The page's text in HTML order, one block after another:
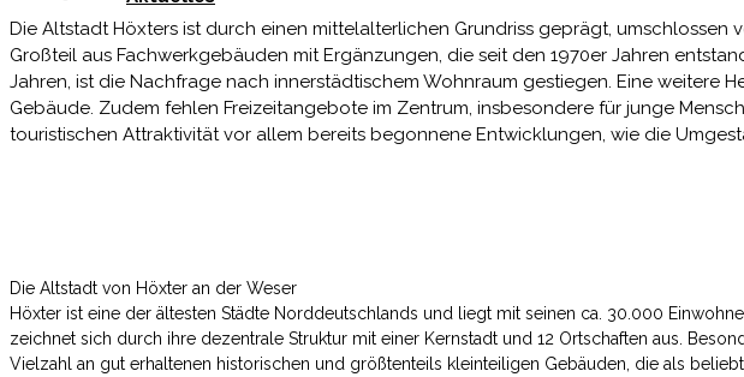
Die Altstadt Höxters ist durch einen mittelalterlichen Grundriss geprägt, umschlossen
Großteil aus Fachwerkgebäuden mit Ergänzungen, die seit den 1970er Jahren
Jahren, ist die Nachfrage nach innerstädtischem Wohnraum gestiegen. Eine weitere
Gebäude. Zudem fehlen Freizeitangebote im Zentrum, insbesondere für junge
touristischen Attraktivität vor allem bereits begonnene Entwicklungen, wie die
Die Altstadt von Höxter an der Weser
Höxter ist eine der ältesten Städte Norddeutschlands und liegt mit seinen ca. 30.000
zeichnet sich durch ihre dezentrale Struktur mit einer Kernstadt und 12 Ortschaften aus.
Vielzahl an gut erhaltenen historischen und größtenteils kleinteiligen Gebäuden, die als